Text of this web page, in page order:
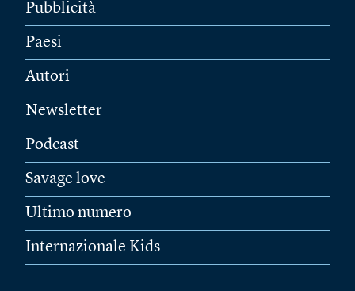
Pubblicità
Paesi
Autori
Newsletter
Podcast
Savage love
Ultimo numero
Internazionale Kids